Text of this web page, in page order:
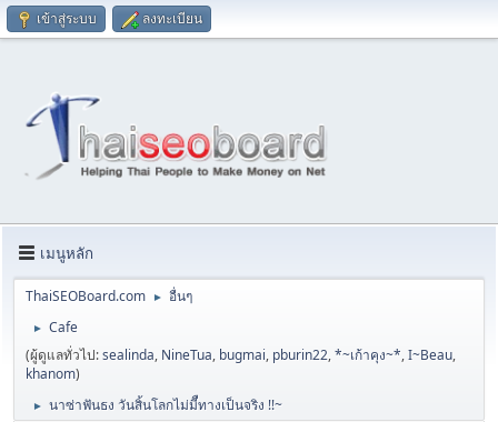
เข้าสู่ระบบ ลงทะเบียน
เมนูหลัก
ThaiSEOBoard.com ► อื่นๆ
►
Cafe
(ผู้ดูแลทั่วไป:sealinda, NineTua, bugmai, pburin22,*~เก้าคุง~*,I~Beau,
khanom)
► นาซ่าฟันธง วันสิ้นโลกไม่มีืทางเป็นจริง !!~